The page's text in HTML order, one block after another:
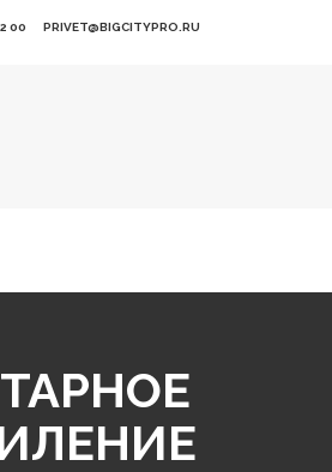
00 PRIVET@BIGCITYPRO.RU